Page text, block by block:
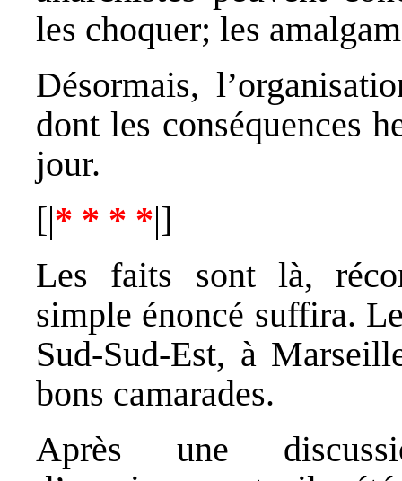
les choquer; les
Désormais,
dont les conséquences
jour.
[|* * * *|]
Les faits sont là,
simple énoncé suffira.
Sud-Sud-Est, à
bons camarades.
Après une